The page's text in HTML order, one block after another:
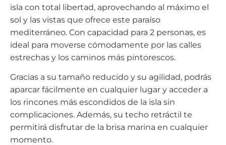
isla con total libertad, aprovechando al máximo el
sol y las vistas que ofrece este paraíso
mediterráneo. Con capacidad para 2 personas, es
ideal para moverse cómodamente por las calles
estrechas y los caminos más pintorescos.
Gracias a su tamaño reducido y su agilidad, podrás
aparcar fácilmente en cualquier lugar y acceder a
los rincones más escondidos de la isla sin
complicaciones. Además, su techo retráctil te
permitirá disfrutar de la brisa marina en cualquier
momento.